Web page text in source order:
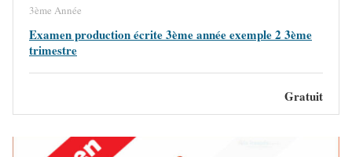
3ème Année
Examen production écrite 3ème année exemple 2 3ème
trimestre
Gratuit